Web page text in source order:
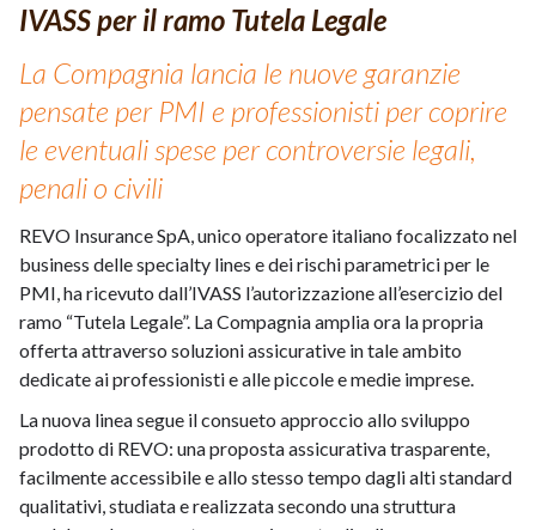
IVASS per il ramo Tutela Legale
La Compagnia lancia le nuove garanzie
pensate per PMI e professionisti per coprire
le eventuali spese per controversie legali,
penali o civili
REVO Insurance SpA, unico operatore italiano focalizzato nel
business delle specialty lines e dei rischi parametrici per le
PMI, ha ricevuto dall’IVASS l’autorizzazione all’esercizio del
ramo “Tutela Legale”. La Compagnia amplia ora la propria
offerta attraverso soluzioni assicurative in tale ambito
dedicate ai professionisti e alle piccole e medie imprese.
La nuova linea segue il consueto approccio allo sviluppo
prodotto di REVO: una proposta assicurativa trasparente,
facilmente accessibile e allo stesso tempo dagli alti standard
qualitativi, studiata e realizzata secondo una struttura